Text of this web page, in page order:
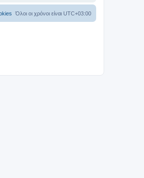
Όλοι οι χρόνοι είναι UTC+03:00